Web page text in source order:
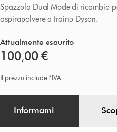
Spazzola Dual Mode di ricambio
aspirapolvere a traino Dyson.
Attualmente esaurito
100,00 €
Il prezzo include l’IVA
Informami